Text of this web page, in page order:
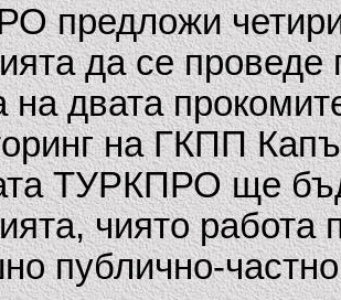
предложи
да се
двата
на ГКПП
ТУРКПРО ще
чиято работа
публично-